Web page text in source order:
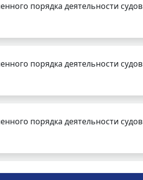
порядка деятельности судов
порядка деятельности судов
порядка деятельности судов